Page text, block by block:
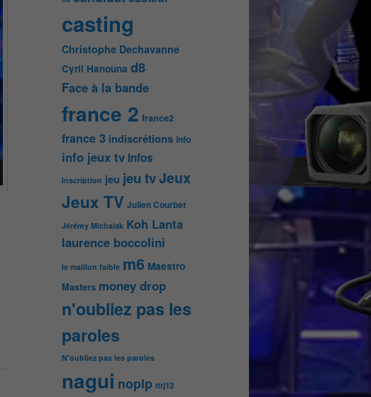
casting
Christophe Dechavanne
Cyril Hanouna d8
Face à la bande
france 2 france2
france 3 indiscrétions info
info jeux tv Infos
Inscription jeu jeu tvJeux
Jeux TV Julien Courbet
Jérémy Michalak Koh Lanta
laurence boccolini
le maillon faible m6 Maestro
Masters money drop
n'oubliez pas les
paroles
N'oubliez pas les paroles
nagui noplp nrj12